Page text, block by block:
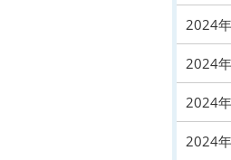
2024
2024
2024
2024